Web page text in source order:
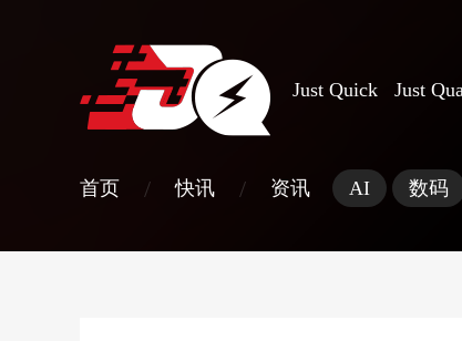
Just Quick Just
首页 / 快讯 / 资讯 AI 数码